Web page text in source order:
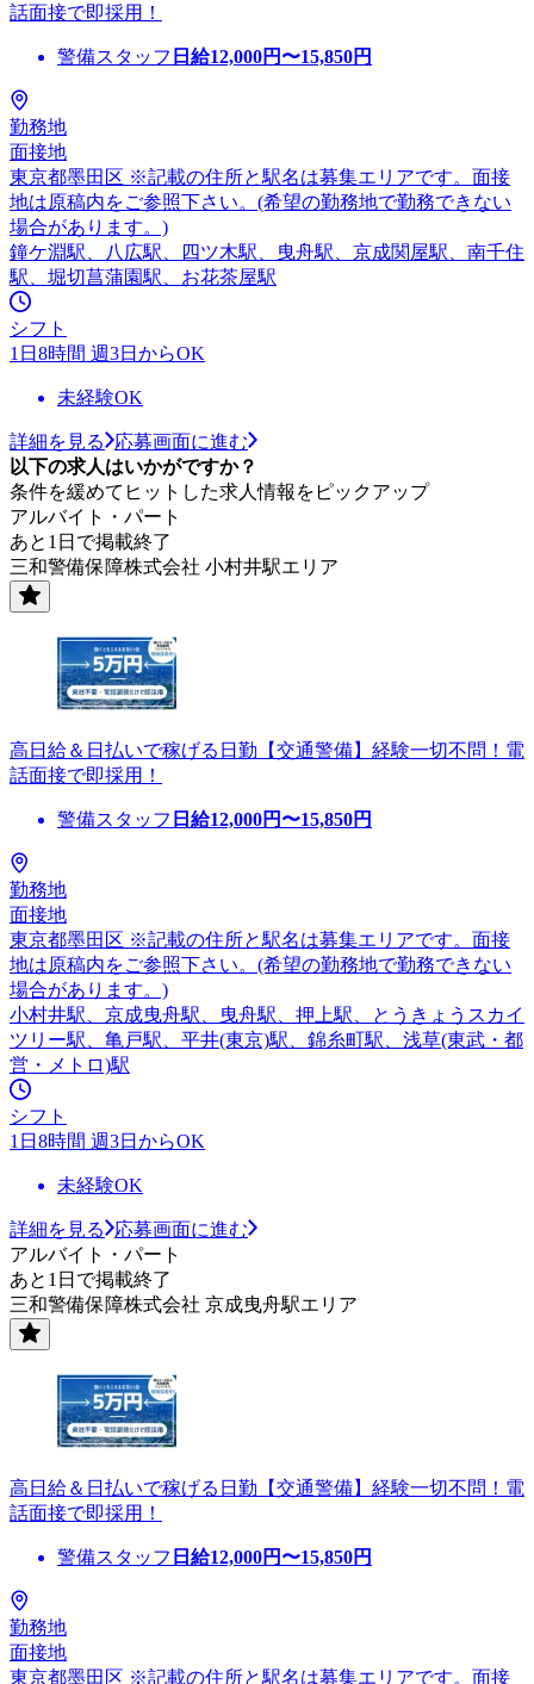
話面接で即採用！
警備スタッフ 日給12,000円〜15,850円
勤務地
面接地
東京都墨田区 ※記載の住所と駅名は募集エリアです。面接
地は原稿内をご参照下さい。(希望の勤務地で勤務できない
場合があります。)
鐘ケ淵駅、八広駅、四ツ木駅、曳舟駅、京成関屋駅、南千住
駅、堀切菖蒲園駅、お花茶屋駅
シフト
1日8時間 週3日からOK
未経験OK
詳細を見る
応募画面に進む
以下の求人はいかがですか？
条件を緩めてヒットした求人情報をピックアップ
アルバイト・パート
あと1日で掲載終了
三和警備保障株式会社 小村井駅エリア
高日給＆日払いで稼げる日勤【交通警備】経験一切不問！電
話面接で即採用！
警備スタッフ 日給12,000円〜15,850円
勤務地
面接地
東京都墨田区 ※記載の住所と駅名は募集エリアです。面接
地は原稿内をご参照下さい。(希望の勤務地で勤務できない
場合があります。)
小村井駅、京成曳舟駅、曳舟駅、押上駅、とうきょうスカイ
ツリー駅、亀戸駅、平井(東京)駅、錦糸町駅、浅草(東武・都
営・メトロ)駅
シフト
1日8時間 週3日からOK
未経験OK
詳細を見る
応募画面に進む
アルバイト・パート
あと1日で掲載終了
三和警備保障株式会社 京成曳舟駅エリア
高日給＆日払いで稼げる日勤【交通警備】経験一切不問！電
話面接で即採用！
警備スタッフ 日給12,000円〜15,850円
勤務地
面接地
東京都墨田区 ※記載の住所と駅名は募集エリアです。面接